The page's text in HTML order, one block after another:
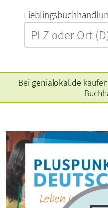
Bei genialokal.de